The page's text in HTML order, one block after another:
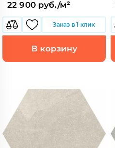
22 900 руб./м²
Заказ в 1 клик
В корзину